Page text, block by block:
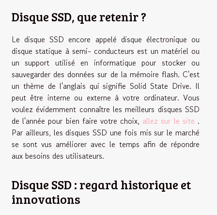
Disque SSD, que retenir ?
Le disque SSD encore appelé disque électronique ou
disque statique à semi- conducteurs est un matériel ou
un support utilisé en informatique pour stocker ou
sauvegarder des données sur de la mémoire flash. C'est
un thème de l'anglais qui signifie Solid State Drive. Il
peut être interne ou externe à votre ordinateur. Vous
voulez évidemment connaître les meilleurs disques SSD
de l'année pour bien faire votre choix, allez sur le site .
Par ailleurs, les disques SSD une fois mis sur le marché
se sont vus améliorer avec le temps afin de répondre
aux besoins des utilisateurs.
Disque SSD : regard historique et
innovations